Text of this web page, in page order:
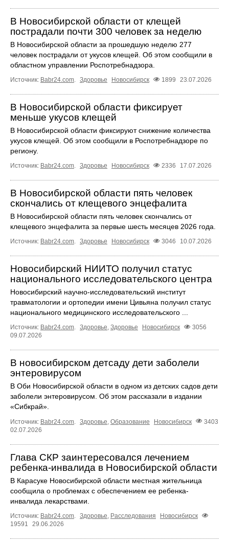
В Новосибирской области от клещей
пострадали почти 300 человек за неделю
В Новосибирской области за прошедшую неделю 277
человек пострадали от укусов клещей. Об этом сообщили в
областном управлении Роспотребнадзора.
Источник: Babr24.com. Здоровье Новосибирск 1899 23.07.2026
В Новосибирской области фиксирует
меньше укусов клещей
В Новосибирской области фиксируют снижение количества
укусов клещей. Об этом сообщили в Роспотребнадзоре по
региону.
Источник: Babr24.com. Здоровье Новосибирск 2336 17.07.2026
В Новосибирской области пять человек
скончались от клещевого энцефалита
В Новосибирской области пять человек скончались от
клещевого энцефалита за первые шесть месяцев 2026 года.
Источник: Babr24.com. Здоровье Новосибирск 3046 10.07.2026
Новосибирский НИИТО получил статус
национального исследовательского центра
Новосибирский научно-исследовательский институт
травматологии и ортопедии имени Цивьяна получил статус
национального медицинского исследовательского ...
Источник: Babr24.com. Здоровье, Здоровье Новосибирск
3056
09.07.2026
В новосибирском детсаду дети заболели
энтеровирусом
В Оби Новосибирской области в одном из детских садов дети
заболели энтеровирусом. Об этом рассказали в издании
«Сибкрай».
Источник: Babr24.com Здоровье Образование Новосибирск
3403
02.07.2026
Глава СКР заинтересовался лечением
ребенка-инвалида в Новосибирской области
В Карасуке Новосибирской области местная жительница
сообщила о проблемах с обеспечением ее ребенка-
инвалида лекарствами.
Источник: Babr24.com Здоровье Расследования
Новосибирск
19591
29.06.2026